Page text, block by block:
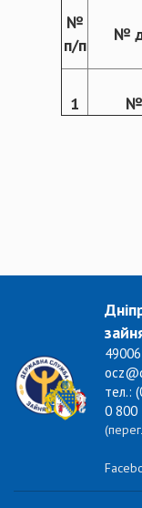
№
п/п
№
1 №
тел.:
0 800